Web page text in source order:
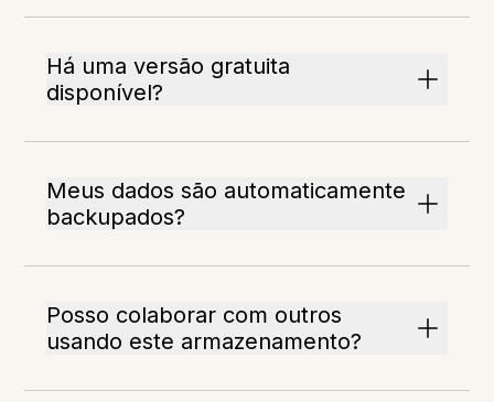
Há uma versão gratuita
disponível?
Meus dados são automaticamente
backupados?
Posso colaborar com outros
usando este armazenamento?